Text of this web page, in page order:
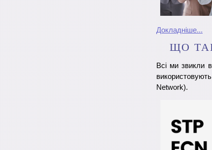
Докладніше...
ЩО
Всі ми звикли
Network).